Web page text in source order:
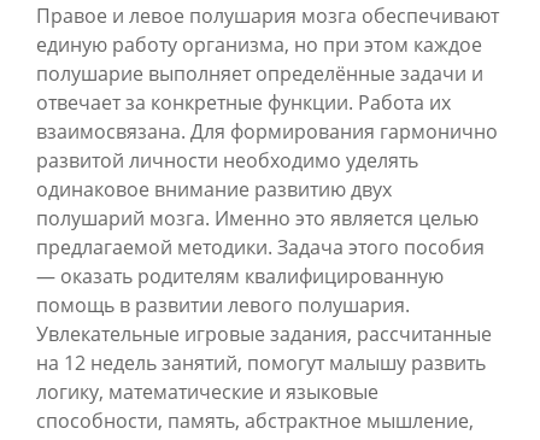
Правое и левое полушария мозга обеспечивают
единую работу организма, но при этом каждое
полушарие выполняет определённые задачи и
отвечает за конкретные функции. Работа их
взаимосвязана. Для формирования гармонично
развитой личности необходимо уделять
одинаковое внимание развитию двух
полушарий мозга. Именно это является целью
предлагаемой методики. Задача этого пособия
— оказать родителям квалифицированную
помощь в развитии левого полушария.
Увлекательные игровые задания, рассчитанные
на 12 недель занятий, помогут малышу развить
логику, математические и языковые
способности, память, абстрактное мышление,